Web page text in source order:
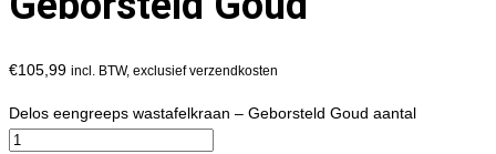
€105,99 incl. BTW, exclusief verzendkosten
Delos eengreeps wastafelkraan – Geborsteld Goud aantal